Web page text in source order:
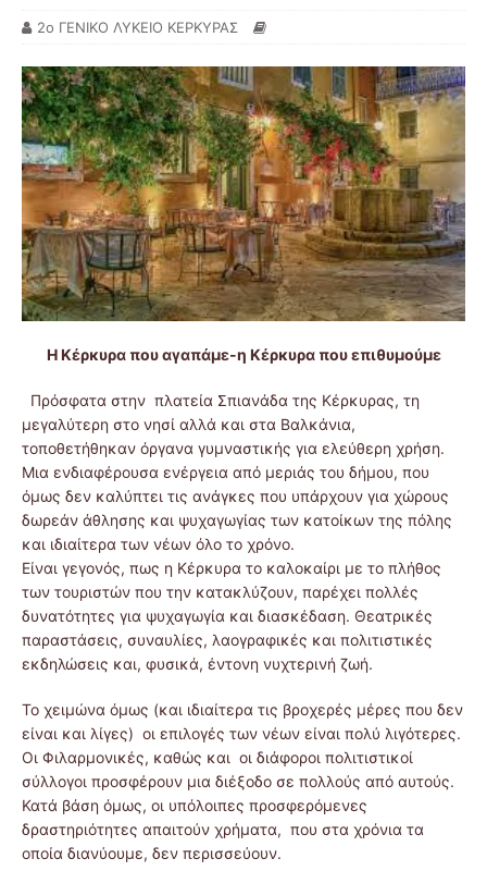
2ο ΓΕΝΙΚΟ ΛΥΚΕΙΟ ΚΕΡΚΥΡΑΣ
Η Κέρκυρα που αγαπάμε-η Κέρκυρα που επιθυμούμε
Πρόσφατα στην πλατεία Σπιανάδα της Κέρκυρας, τη
μεγαλύτερη στο νησί αλλά και στα Βαλκάνια,
τοποθετήθηκαν όργανα γυμναστικής για ελεύθερη χρήση.
Μια ενδιαφέρουσα ενέργεια από μεριάς του δήμου, που
όμως δεν καλύπτει τις ανάγκες που υπάρχουν για χώρους
δωρεάν άθλησης και ψυχαγωγίας των κατοίκων της πόλης
και ιδιαίτερα των νέων όλο το χρόνο.
Είναι γεγονός, πως η Κέρκυρα το καλοκαίρι με το πλήθος
των τουριστών που την κατακλύζουν, παρέχει πολλές
δυνατότητες για ψυχαγωγία και διασκέδαση. Θεατρικές
παραστάσεις, συναυλίες, λαογραφικές και πολιτιστικές
εκδηλώσεις και, φυσικά, έντονη νυχτερινή ζωή.
Το χειμώνα όμως (και ιδιαίτερα τις βροχερές μέρες που δεν
είναι και λίγες) οι επιλογές των νέων είναι πολύ λιγότερες.
Οι Φιλαρμονικές, καθώς και οι διάφοροι πολιτιστικοί
σύλλογοι προσφέρουν μια διέξοδο σε πολλούς από αυτούς.
Κατά βάση όμως, οι υπόλοιπες προσφερόμενες
δραστηριότητες απαιτούν χρήματα, που στα χρόνια τα
οποία διανύουμε, δεν περισσεύουν.